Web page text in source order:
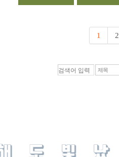
1 2